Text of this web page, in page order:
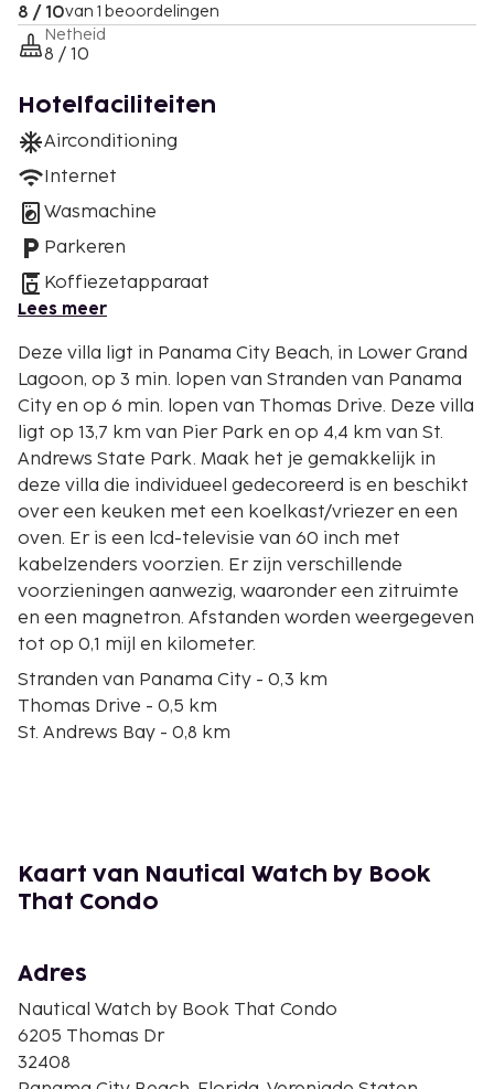
8 / 10van 1 beoordelingen
Netheid
8 / 10
Hotelfaciliteiten
Airconditioning
Internet
Wasmachine
Parkeren
Koffiezetapparaat
Lees meer
Deze villa ligt in Panama City Beach, in Lower Grand
Lagoon, op 3 min. lopen van Stranden van Panama
City en op 6 min. lopen van Thomas Drive. Deze villa
ligt op 13,7 km van Pier Park en op 4,4 km van St.
Andrews State Park. Maak het je gemakkelijk in
deze villa die individueel gedecoreerd is en beschikt
over een keuken met een koelkast/vriezer en een
oven. Er is een lcd-televisie van 60 inch met
kabelzenders voorzien. Er zijn verschillende
voorzieningen aanwezig, waaronder een zitruimte
en een magnetron. Afstanden worden weergegeven
tot op 0,1 mijl en kilometer.
Stranden van Panama City - 0,3 km
Thomas Drive - 0,5 km
St. Andrews Bay - 0,8 km
CAptain Anderson's Event Center - 3 km
Emerald Falls Family Recreation Center - 3,1 km
Golfbaan Signal Hill - 4,6 km
Coconut Creek Family Fun Park - 5 km
Ripley's Believe It or Not - 4,9 km
Kaart van Nautical Watch by Book
That Condo
Adres
Nautical Watch by Book That Condo
6205 Thomas Dr
32408